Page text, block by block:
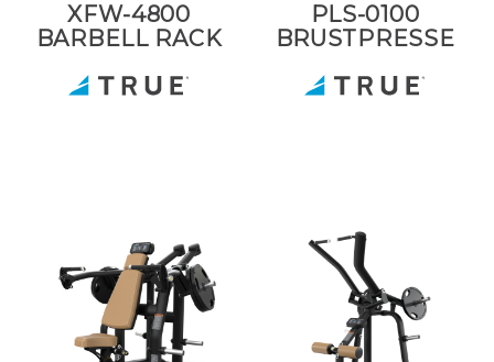
XFW-4800
BARBELL RACK
PLS-0100
BRUSTPRESSE